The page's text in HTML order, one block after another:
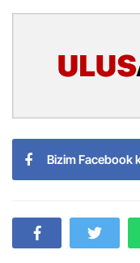
Bizim Facebook